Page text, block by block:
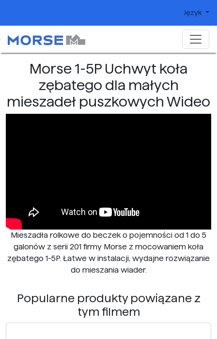
Język
Morse 1-5P Uchwyt koła
zębatego dla małych
mieszadeł puszkowych Wideo
Mieszadła rolkowe do beczek o pojemności od 1 do 5
galonów z serii 201 firmy Morse z mocowaniem koła
zębatego 1-5P. Łatwe w instalacji, wydajne rozwiązanie
do mieszania wiader.
Popularne produkty powiązane z
tym filmem